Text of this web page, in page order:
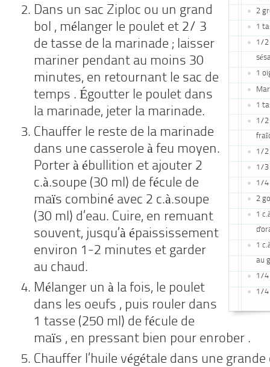
2
1
1/2
1
1
1/2
1/2
1/3
1/4
2
1
1
au
1/4
1/4
Dans un sac Ziploc ou un grand
bol , mélanger le poulet et 2/ 3
de tasse de la marinade ; laisser
mariner pendant au moins 30
minutes, en retournant le sac de
temps . Égoutter le poulet dans
la marinade, jeter la marinade.
Chauffer le reste de la marinade
dans une casserole à feu moyen.
Porter à ébullition et ajouter 2
c.à.soupe (30 ml) de fécule de
maïs combiné avec 2 c.à.soupe
(30 ml) d’eau. Cuire, en remuant
souvent, jusqu’à épaississement
environ 1-2 minutes et garder
au chaud.
Mélanger un à la fois, le poulet
dans les oeufs , puis rouler dans
1 tasse (250 ml) de fécule de
maïs , en pressant bien pour enrober .
Chauffer l’huile végétale dans une